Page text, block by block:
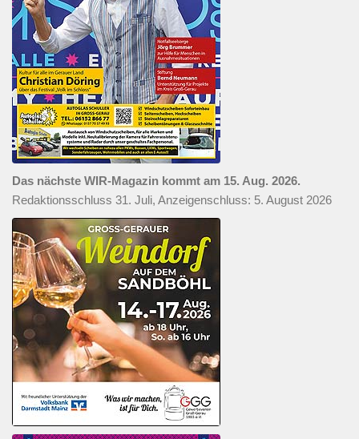
Das nächste WIR-Magazin kommt am 15. Aug. 2026.
Redaktionsschluss 31. Juli, Anzeigenschluss: 5. August 2026